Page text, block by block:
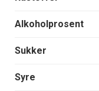
Alkoholprosent
Sukker
Syre